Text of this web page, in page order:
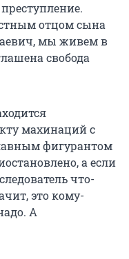
отцом сына
мы живем в
свобода
махинаций с
фигурантом
а если
что-
это кому-
А